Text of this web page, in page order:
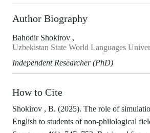
Author Biography
Bahodir Shokirov ,
Uzbekistan State World Languages
Independent Researcher (PhD)
How to Cite
Shokirov , B. (2025). The role of
English to students of non-philological